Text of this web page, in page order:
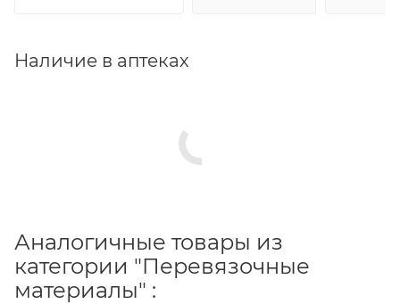
Наличие в аптеках
Аналогичные товары из
категории "Перевязочные
материалы" :